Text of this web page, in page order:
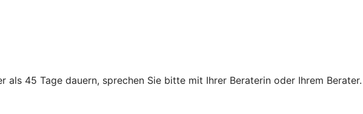
45 Tage dauern, sprechen Sie bitte mit Ihrer Beraterin oder Ihrem Berater.